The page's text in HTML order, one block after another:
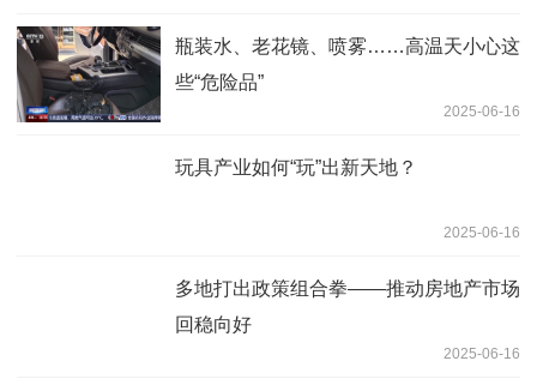
瓶装水、老花镜、喷雾……高温天小心这
些“危险品”
2025-06-16
玩具产业如何“玩”出新天地？
2025-06-16
多地打出政策组合拳——推动房地产市场
回稳向好
2025-06-16